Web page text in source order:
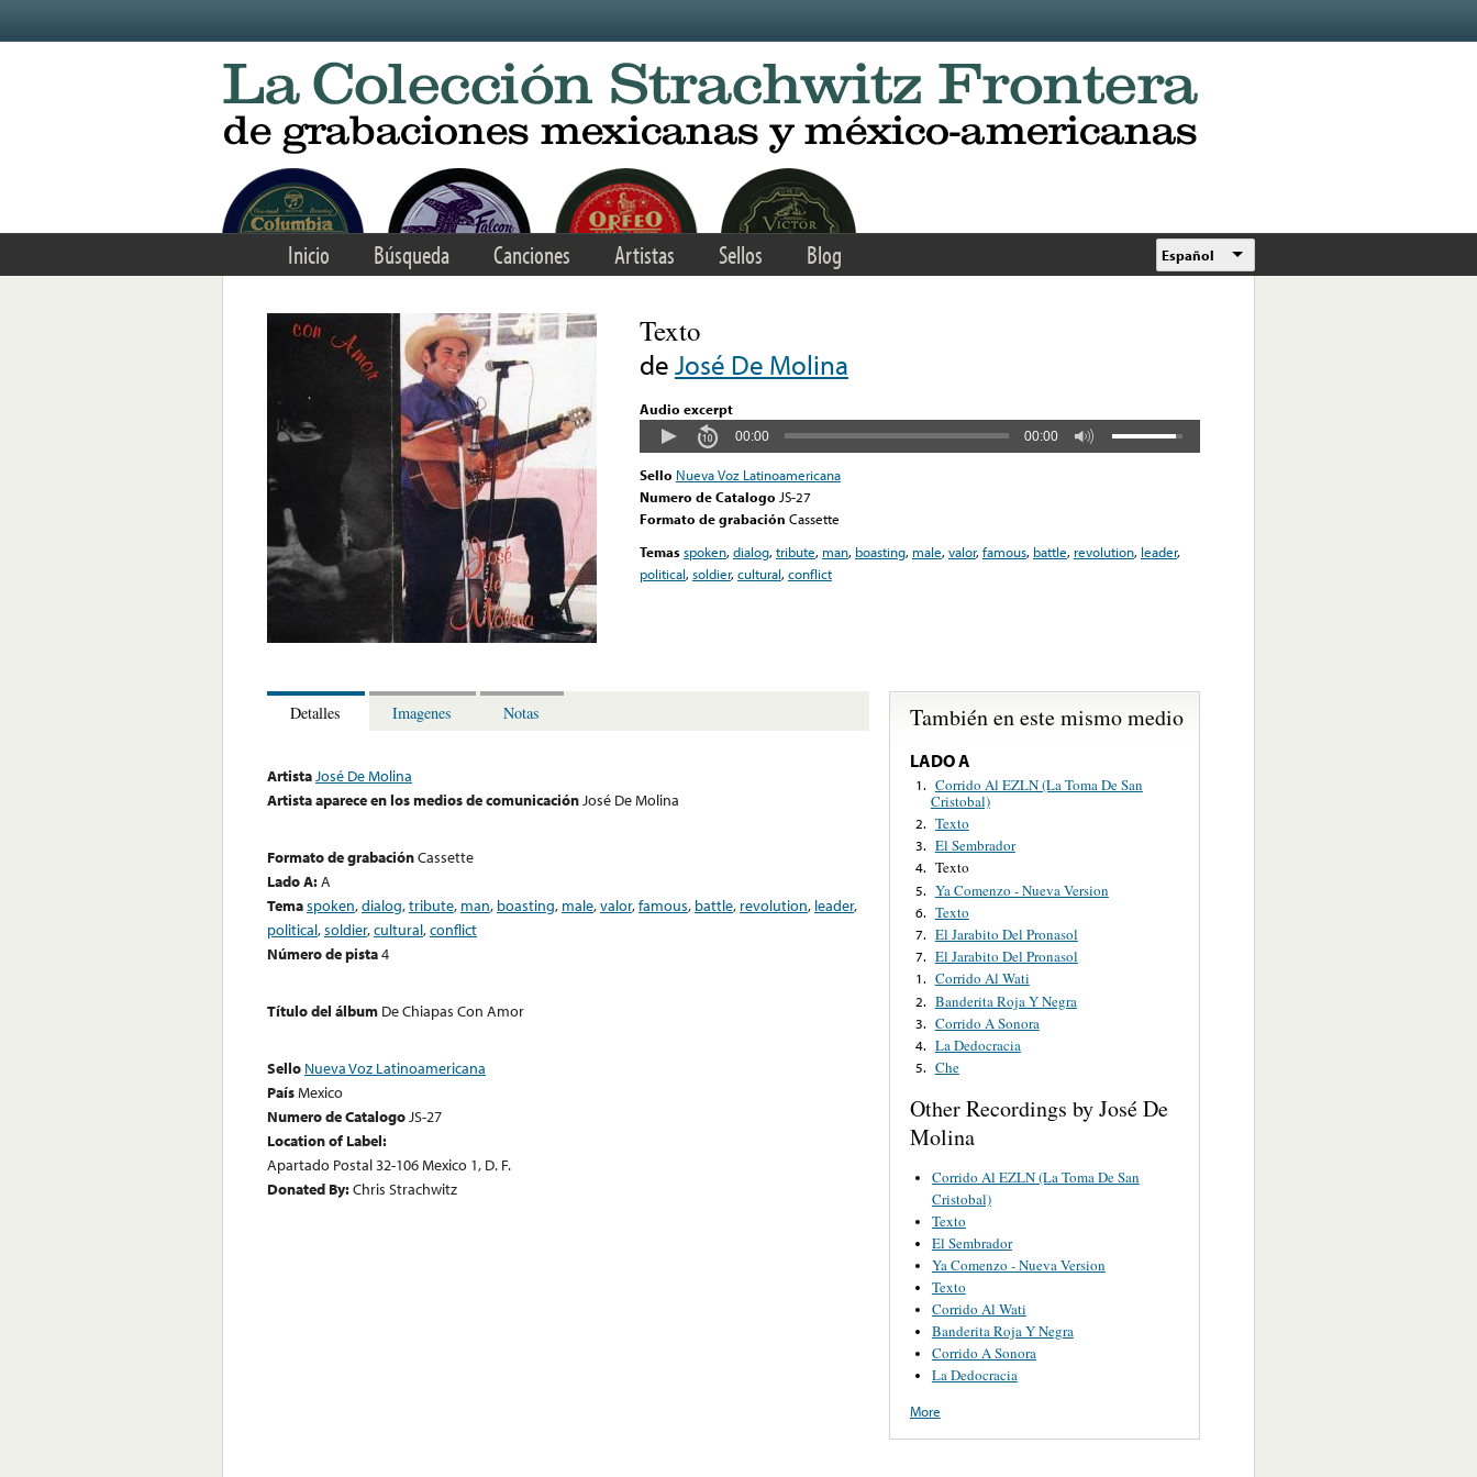
Inicio Búsqueda Canciones Artistas Sellos Blog Español
Texto
deJosé De Molina
Audio excerpt
00:00 00:00
Sello Nueva Voz Latinoamericana
Numero de Catalogo JS-27
Formato de grabación Cassette
Temasspoken,dialog,tribute, man, boasting, male,valor,famous, battle, revolution, leader,
political,soldier,cultural,conflict
Detalles Imagenes Notas
ArtistaJosé De Molina
Artista aparece en los medios de comunicaciónJosé De Molina
Formato de grabaciónCassette
Lado A:A
Temaspoken,dialog,tribute, man, boasting, male,valor,famous, battle, revolution, leader,
political,soldier,cultural,conflict
Número de pista4
Título del álbum De Chiapas Con Amor
Sello Nueva Voz Latinoamericana
PaísMexico
Numero de CatalogoJS-27
Location of Label:
Apartado Postal 32-106 Mexico 1, D. F.
Donated By:Chris Strachwitz
También en este mismo medio
LADO A
1. Corrido Al EZLN (La Toma De San
Cristobal)
2. Texto
3. El Sembrador
4. Texto
5. Ya Comenzo - Nueva Version
6. Texto
7. El Jarabito Del Pronasol
7. El Jarabito Del Pronasol
1. Corrido Al Wati
2. Banderita Roja Y Negra
3. Corrido A Sonora
4. La Dedocracia
5. Che
Other Recordings by José De
Molina
Corrido Al EZLN (La Toma De San
Cristobal)
Texto
El Sembrador
Ya Comenzo - Nueva Version
Texto
Corrido Al Wati
Banderita Roja Y Negra
Corrido A Sonora
La Dedocracia
More